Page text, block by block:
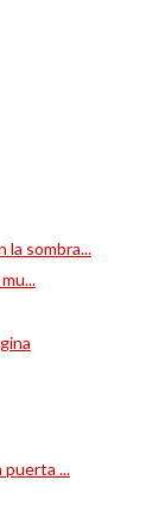
la sombra...
puerta ...